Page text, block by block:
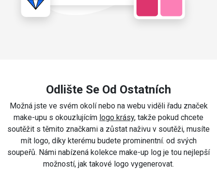
Odlište Se Od Ostatních
Možná jste ve svém okolí nebo na webu viděli řadu značek
make-upu s okouzlujícím logo krásy, takže pokud chcete
soutěžit s těmito značkami a zůstat naživu v soutěži, musíte
mít logo, díky kterému budete prominentní. od svých
soupeřů. Námi nabízená kolekce make-up log je tou nejlepší
možností, jak takové logo vygenerovat.